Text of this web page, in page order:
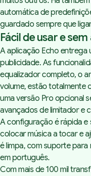
automática de
guardado sempre que
Fácil de usar e
A aplicação Echo entrega
publicidade. As
equalizador completo, o
volume, estão totalmente
uma versão Pro opcional
avançados de limitador e
A configuração é rápida e
colocar música a tocar e
é limpa, com suporte
em português.
Com mais de 100 mil